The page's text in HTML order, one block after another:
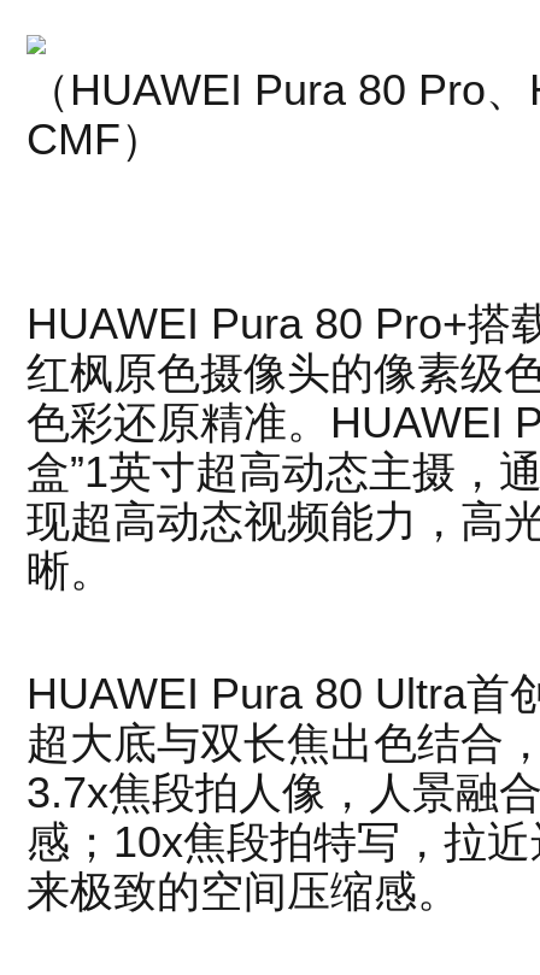
（HUAWEI Pura 80 Pro
CMF）
HUAWEI Pura 80 Pro+搭
红枫原色摄像头的像素级
色彩还原精准。HUAWEI
盒”1英寸超高动态主摄，
现超高动态视频能力，高
晰。
HUAWEI Pura 80 Ultra首
超大底与双长焦出色结合
3.7x焦段拍人像，人景融
感；10x焦段拍特写，拉
来极致的空间压缩感。